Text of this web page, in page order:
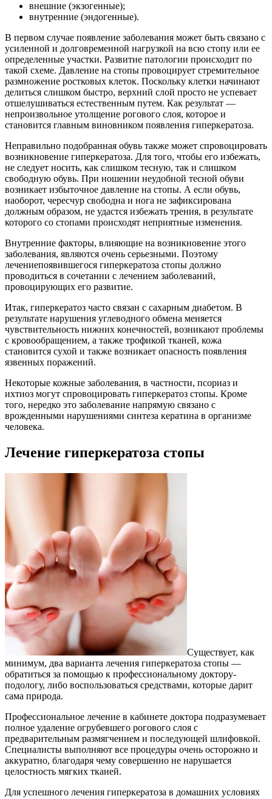
внешние (экзогенные);
внутренние (эндогенные).
В первом случае появление заболевания может быть связано с
усиленной и долговременной нагрузкой на всю стопу или ее
определенные участки. Развитие патологии происходит по
такой схеме. Давление на стопы провоцирует стремительное
размножение ростковых клеток. Поскольку клетки начинают
делиться слишком быстро, верхний слой просто не успевает
отшелушиваться естественным путем. Как результат —
непроизвольное утолщение рогового слоя, которое и
становится главным виновником появления гиперкератоза.
Неправильно подобранная обувь также может спровоцировать
возникновение гиперкератоза. Для того, чтобы его избежать,
не следует носить, как слишком тесную, так и слишком
свободную обувь. При ношении неудобной тесной обуви
возникает избыточное давление на стопы. А если обувь,
наоборот, чересчур свободна и нога не зафиксирована
должным образом, не удастся избежать трения, в результате
которого со стопами происходят неприятные изменения.
Внутренние факторы, влияющие на возникновение этого
заболевания, являются очень серьезными. Поэтому
лечениепоявившегося гиперкератоза стопы должно
проводиться в сочетании с лечением заболеваний,
провоцирующих его развитие.
Итак, гиперкератоз часто связан с сахарным диабетом. В
результате нарушения углеводного обмена меняется
чувствительность нижних конечностей, возникают проблемы
с кровообращением, а также трофикой тканей, кожа
становится сухой и также возникает опасность появления
язвенных поражений.
Некоторые кожные заболевания, в частности, псориаз и
ихтиоз могут спровоцировать гиперкератоз стопы. Кроме
того, нередко это заболевание напрямую связано с
врожденными нарушениями синтеза кератина в организме
человека.
Лечение гиперкератоза стопы
Существует, как
минимум, два варианта лечения гиперкератоза стопы —
обратиться за помощью к профессиональному доктору-
подологу, либо воспользоваться средствами, которые дарит
сама природа.
Профессиональное лечение в кабинете доктора подразумевает
полное удаление огрубевшего рогового слоя с
предварительным размягчением и последующей шлифовкой.
Специалисты выполняют все процедуры очень осторожно и
аккуратно, благодаря чему совершенно не нарушается
целостность мягких тканей.
Для успешного лечения гиперкератоза в домашних условиях